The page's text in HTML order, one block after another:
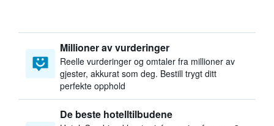
Millioner av vurderinger
Reelle vurderinger og omtaler fra millioner av
gjester, akkurat som deg. Bestill trygt ditt
perfekte opphold
De beste hotelltilbudene